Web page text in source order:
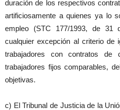
duración de los respectivos
artificiosamente a quienes ya lo
empleo (STC 177/1993, de
cualquier excepción al criterio de
trabajadores con contratos de
trabajadores fijos comparables,
objetivas.
c) El Tribunal de Justicia de la